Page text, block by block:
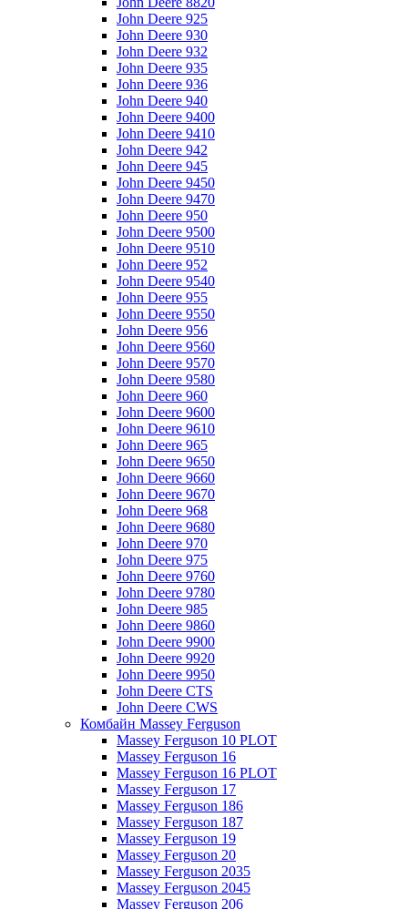
John Deere 925
John Deere 930
John Deere 932
John Deere 935
John Deere 936
John Deere 940
John Deere 9400
John Deere 9410
John Deere 942
John Deere 945
John Deere 9450
John Deere 9470
John Deere 950
John Deere 9500
John Deere 9510
John Deere 952
John Deere 9540
John Deere 955
John Deere 9550
John Deere 956
John Deere 9560
John Deere 9570
John Deere 9580
John Deere 960
John Deere 9600
John Deere 9610
John Deere 965
John Deere 9650
John Deere 9660
John Deere 9670
John Deere 968
John Deere 9680
John Deere 970
John Deere 975
John Deere 9760
John Deere 9780
John Deere 985
John Deere 9860
John Deere 9900
John Deere 9920
John Deere 9950
John Deere CTS
John Deere CWS
Комбайн Massey Ferguson
Massey Ferguson 10 PLOT
Massey Ferguson 16
Massey Ferguson 16 PLOT
Massey Ferguson 17
Massey Ferguson 186
Massey Ferguson 187
Massey Ferguson 19
Massey Ferguson 20
Massey Ferguson 2035
Massey Ferguson 2045
Massey Ferguson 206